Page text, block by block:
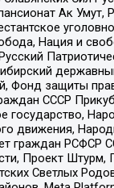
Ак Умут,
Нация и
Фонд защиты
СССР
государство,
движения,
граждан РСФСР
Проект Штурм,
Светлых